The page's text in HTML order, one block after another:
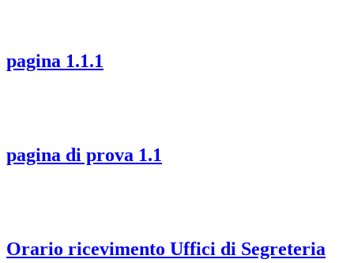
pagina 1.1.1
pagina di prova 1.1
Orario ricevimento Uffici di Segreteria